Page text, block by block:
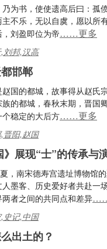
为书，使使遗高后曰：
不乐，无以自虞，愿以所
刘盈即位为帝……更多
刘邦,汉高
邯郸
国的都城，故事得从赵氏
的都城，春秋末期，晋国
稳定的大后方……更多
晋阳,赵国
展现“士”的传承与
，南宋德寿宫遗址博物
墨客、历史爱好者共赴
两者之间的共同点和差异
史记,中国
出土的？